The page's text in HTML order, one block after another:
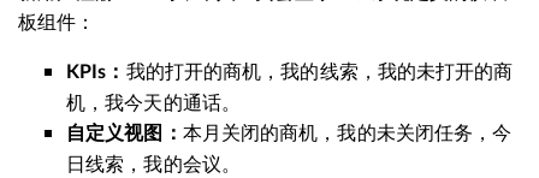
板组件：
KPIs： 我的打开的商机，我的线索，我的未打开的商
机，我今天的通话。
自定义视图： 本月关闭的商机，我的未关闭任务，今
日线索，我的会议。